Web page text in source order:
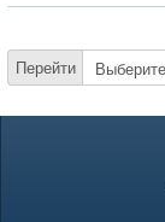
Перейти